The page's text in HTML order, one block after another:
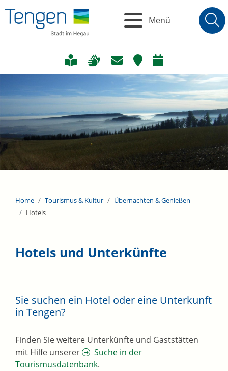
Menü
Home Tourismus & Kultur
Übernachten & Genießen
Hotels
Hotels und Unterkünfte
Sie suchen ein Hotel oder eine Unterkunft
in Tengen?
Finden Sie weitere Unterkünfte und Gaststätten
mit Hilfe unserer
Suche in der
Tourismusdatenbank.